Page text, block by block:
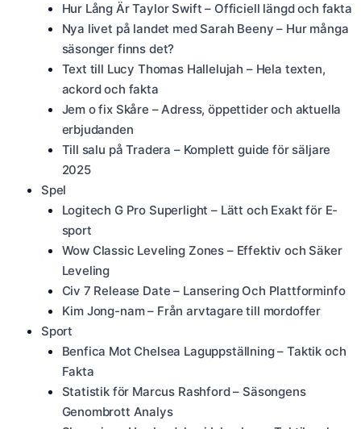
Hur Lång Är Taylor Swift – Officiell längd och fakta
Nya livet på landet med Sarah Beeny – Hur många
säsonger finns det?
Text till Lucy Thomas Hallelujah – Hela texten,
ackord och fakta
Jem o fix Skåre – Adress, öppettider och aktuella
erbjudanden
Till salu på Tradera – Komplett guide för säljare
2025
Spel
Logitech G Pro Superlight – Lätt och Exakt för E-
sport
Wow Classic Leveling Zones – Effektiv och Säker
Leveling
Civ 7 Release Date – Lansering Och Plattforminfo
Kim Jong-nam – Från arvtagare till mordoffer
Sport
Benfica Mot Chelsea Laguppställning – Taktik och
Fakta
Statistik för Marcus Rashford – Säsongens
Genombrott Analys